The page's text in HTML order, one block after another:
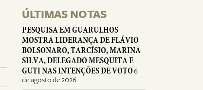
ÚLTIMAS NOTAS
PESQUISA EM GUARULHOS
MOSTRA LIDERANÇA DE FLÁVIO
BOLSONARO, TARCÍSIO, MARINA
SILVA, DELEGADO MESQUITA E
GUTI NAS INTENÇÕES DE VOTO6
de agosto de 2026